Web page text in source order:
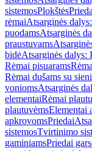
sistemosPlokštės
rėmaiAtsarginės
puodamsAtsarginės
praustuvams
bidėAtsarginės dalys:
Rėmai pisuarams
Rėmai dušams su
voniomsAtsarginės
elementaiRėmai
plautuvėmsElementai
apkrovomsPriedai
sistemosTvirtinimo
gaminiamsPriedai